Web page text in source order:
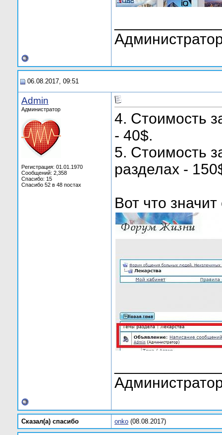
06.08.2017, 09:51
Admin
Администратор
Регистрация: 01.01.1970
Сообщений: 2,358
Спасибо: 15
Спасибо 52 в 48 постах
4. Стоимость
- 40$.
5. Стоимость
разделах -
Вот что
Сказал(а) cпасибо onko (08.08.2017)